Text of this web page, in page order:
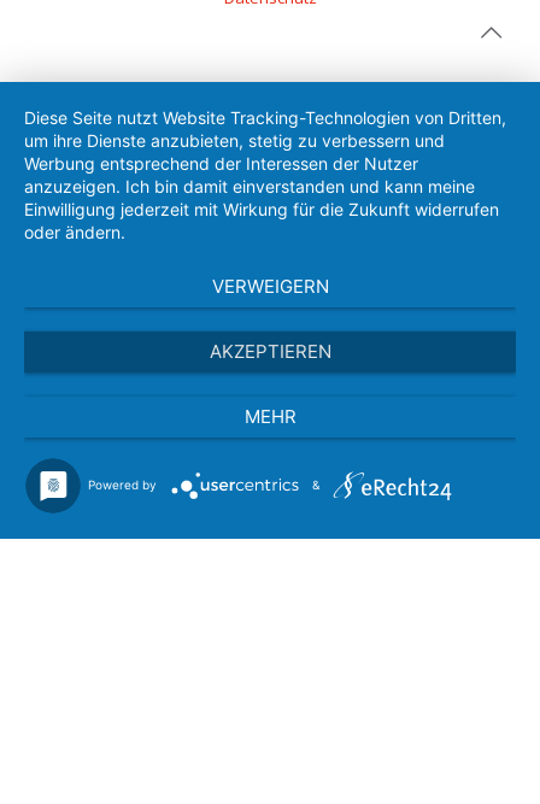
Diese Seite nutzt Website Tracking-Technologien von Dritten,
um ihre Dienste anzubieten, stetig zu verbessern und
Werbung entsprechend der Interessen der Nutzer
anzuzeigen. Ich bin damit einverstanden und kann meine
Einwilligung jederzeit mit Wirkung für die Zukunft widerrufen
oder ändern.
VERWEIGERN
AKZEPTIEREN
MEHR
Powered by &